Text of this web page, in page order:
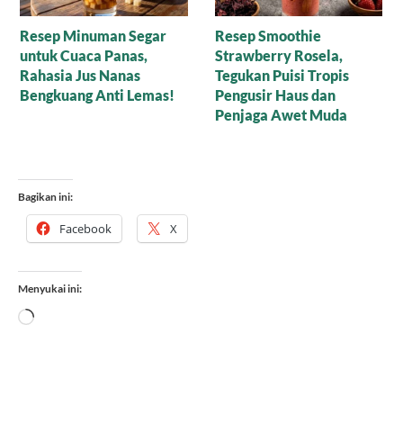
Resep Smoothies untuk
Kecantikan Kulit,
Rahasia Fair Skin
Glowing Sambil Leyeh-
Cara Membuat
Cinnamon Latte dengan
Liquid Palm Sugar, Bikin
Resep Rahasia Kafe yang
Mudah di Rumah
Bagikan ini:
Facebook X
Menyukai ini:
Memuat...